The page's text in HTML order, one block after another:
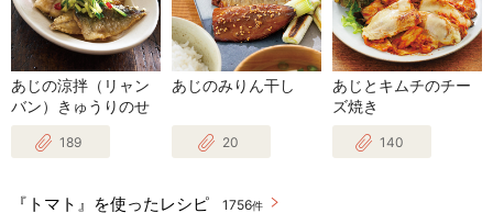
あじの涼拌（リャン
バン）きゅうりのせ
189
あじのみりん干し
20
あじとキムチのチー
ズ焼き
140
『トマト』を使ったレシピ 1756件